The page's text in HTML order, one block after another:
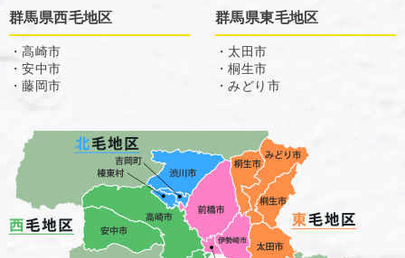
群馬県西毛地区
・高崎市
・安中市
・藤岡市
群馬県東毛地区
・太田市
・桐生市
・みどり市